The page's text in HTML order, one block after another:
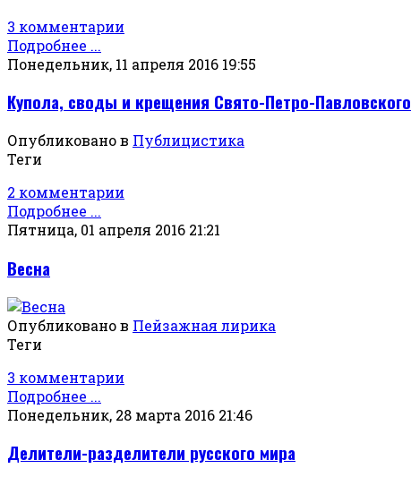
3 комментарии
Подробнее ...
Понедельник, 11 апреля 2016 19:55
Купола, своды и крещения Свято-Петро-
Опубликовано в Публицистика
Теги
2 комментарии
Подробнее ...
Пятница, 01 апреля 2016 21:21
Весна
Опубликовано в Пейзажная лирика
Теги
3 комментарии
Подробнее ...
Понедельник, 28 марта 2016 21:46
Делители-разделители русского мира